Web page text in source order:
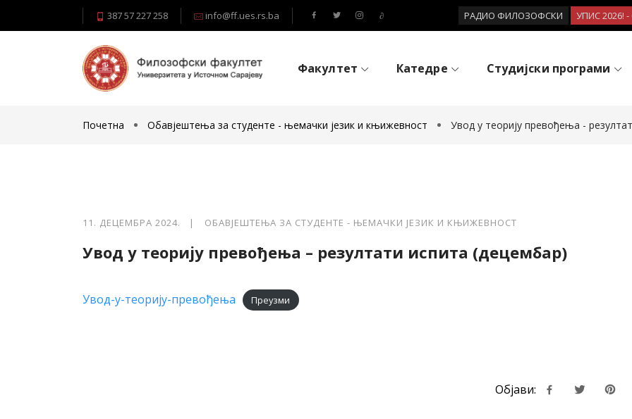
387 57 227 258 info@ff.ues.rs.ba РАДИО ФИЛОЗОФСКИ УПИС 2026!
Факултет Катедре Студијски програми
Почетна Обавјештења за студенте - њемачки језик и књижевност Увод у теорију превођења -
11. ДЕЦЕМБРА 2024. | ОБАВЈЕШТЕЊА ЗА СТУДЕНТЕ - ЊЕМАЧКИ ЈЕЗИК И КЊИЖЕВНОСТ
Увод у теорију превођења – резултати испита (децембар)
Увод-у-теорију-превођења Преузми
Објави: